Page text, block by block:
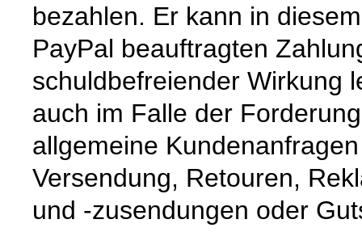
bezahlen. Er kann in
PayPal beauftragten
schuldbefreiender Wirkung
auch im Falle der
allgemeine
Versendung, Retouren,
und -zusendungen oder